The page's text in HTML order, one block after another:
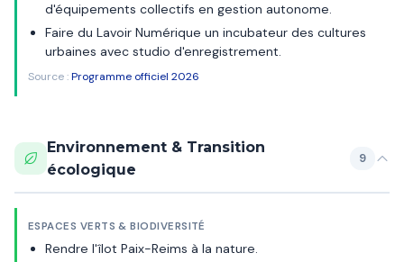
d'équipements collectifs en gestion autonome.
Faire du Lavoir Numérique un incubateur des cultures
urbaines avec studio d'enregistrement.
Source :Programme officiel 2026
Environnement & Transition
écologique
9
ESPACES VERTS & BIODIVERSITÉ
Rendre l'îlot Paix-Reims à la nature.